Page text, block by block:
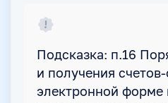
Подсказка: п.16
и получения
электронной форме